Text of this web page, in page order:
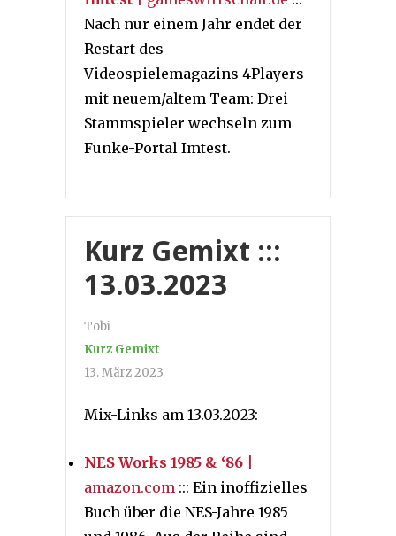
Nach nur einem Jahr endet der
Restart des
Videospielemagazins 4Players
mit neuem/altem Team: Drei
Stammspieler wechseln zum
Funke-Portal Imtest.
Kurz Gemixt :::
13.03.2023
Tobi
Kurz Gemixt
13. März 2023
Mix-Links am 13.03.2023:
NES Works 1985 & ‘86
amazon.com ::: Ein inoffizielles
Buch über die NES-Jahre 1985